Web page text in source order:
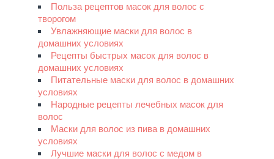
Польза рецептов масок для волос с
творогом
Увлажняющие маски для волос в
домашних условиях
Рецепты быстрых масок для волос в
домашних условиях
Питательные маски для волос в домашних
условиях
Народные рецепты лечебных масок для
волос
Маски для волос из пива в домашних
условиях
Лучшие маски для волос с медом в